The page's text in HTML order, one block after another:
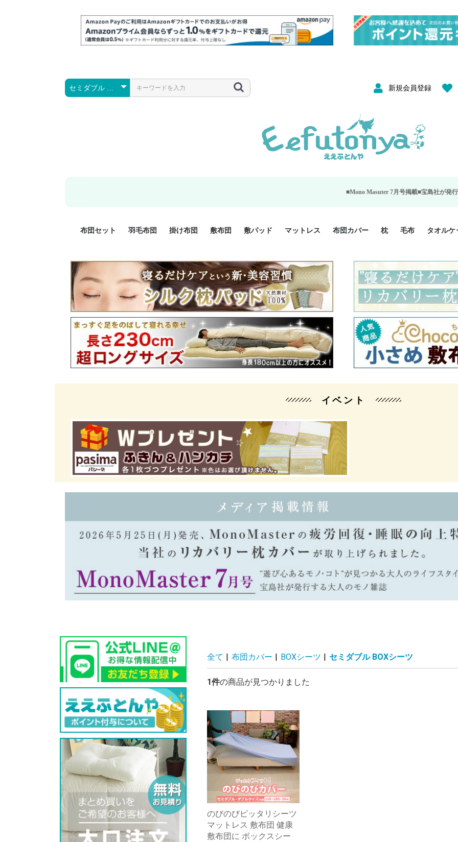
新規会員登録
■Mono Masuter 7月号掲載■宝島社が発行する大人のモ
布団セット
羽毛布団セット 2点セット
3点セット
4点セット
5点セット
6点セット
エクセルゴールド
ロイヤルゴールド
マザーダックダウン
小さい布団セット
大きい布団セット
掛け布団セット 2点セット
3点セット
4点セット
6点セット
敷布団セット 2点セット
3点セット
羽毛布団
プレミアムゴールド
ロイヤルゴールド
エクセルゴールド
ニューゴールド
マザーダックダウン
マザーグースダウン
スーパーロングサイズ
洗える羽毛布団
肌掛け布団
掛け布団
防ダニ掛け布団
洗える掛け布団
小さい掛け布団
大きい掛け布団
肌掛け布団
敷布団
防ダニ敷布団
小さい敷布団 70cm幅 ミニシングル
75cm幅 ショートセミシ
ングル
80cm幅 セミシングル
大きい敷布団
機能性敷布団
敷パッド
シングルサイズ敷パッド
小さい敷パッド
大きい敷パッド
シルク敷パッド
枕パッド
シルク枕パッド
除湿シート
接触冷感パッド
暖かパッド
ガーゼケット
オーガニックコットン
ベッドパッド
パッドセット
マットレス 布団カバー
掛け布団カバー ジュ
シン
シン
カバー
セミ
ー
ダブ
ダブ
バー
クィ
暖か
敷布団カバー ジュ
セミ
ー
シン
シン
バー
ダブ
枕カバー シル
BOXシーツ シン
シン
ツ
セミ
ダブ
スー
ツ
防ダニカバー
クッションカバー
オーガニックコットン
カバーセット カバ
カバ
枕
小さめ 35×50cm
やや小さめ 35×55cm
普通 43×63cm
大きめ 50×70cm
パイプ枕
高反発枕
低反発枕
機能性枕・その他枕
毛布 タオルケ
ハーフ
シング
セミダ
ダブル
接触冷感
天然素
イベント
全て | 布団カバー | BOXシーツ | セミダブル BOXシーツ
1件の商品が見つかりました
のびのびピッタリシーツ
マットレス 敷布団 健康
敷布団に ボックスシー